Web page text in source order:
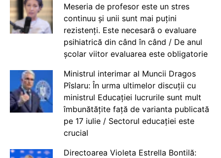
Meseria de profesor este un stres
continuu și unii sunt mai puțini
rezistenți. Este necesară o evaluare
psihiatrică din când în când / De anul
școlar viitor evaluarea este obligatorie
Ministrul interimar al Muncii Dragos
Pîslaru: În urma ultimelor discuții cu
ministrul Educației lucrurile sunt mult
îmbunătățite față de varianta publicată
pe 17 iulie / Sectorul educației este
crucial
Directoarea Violeta Estrella Bontilă: